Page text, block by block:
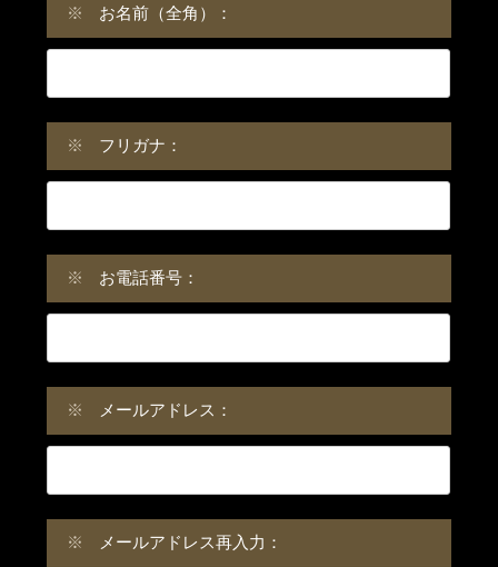
※ お名前（全角）：
※ フリガナ：
※ お電話番号：
※ メールアドレス：
※ メールアドレス再入力：